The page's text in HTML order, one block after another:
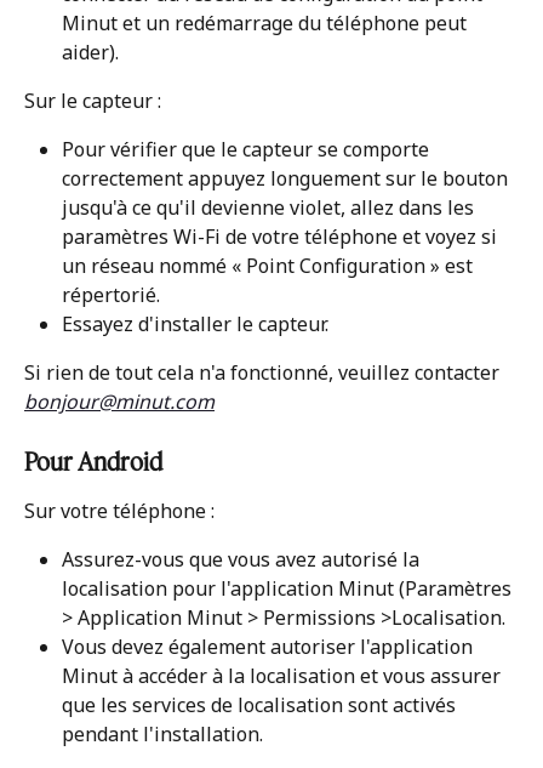
Minut et un redémarrage du téléphone peut
aider).
Sur le capteur :
Pour vérifier que le capteur se comporte
correctement appuyez longuement sur le bouton
jusqu'à ce qu'il devienne violet, allez dans les
paramètres Wi-Fi de votre téléphone et voyez si
un réseau nommé « Point Configuration » est
répertorié.
Essayez d'installer le capteur.
Si rien de tout cela n'a fonctionné, veuillez contacter
bonjour@minut.com
Pour Android
Sur votre téléphone :
Assurez-vous que vous avez autorisé la
localisation pour l'application Minut (Paramètres
> Application Minut > Permissions >Localisation.
Vous devez également autoriser l'application
Minut à accéder à la localisation et vous assurer
que les services de localisation sont activés
pendant l'installation.